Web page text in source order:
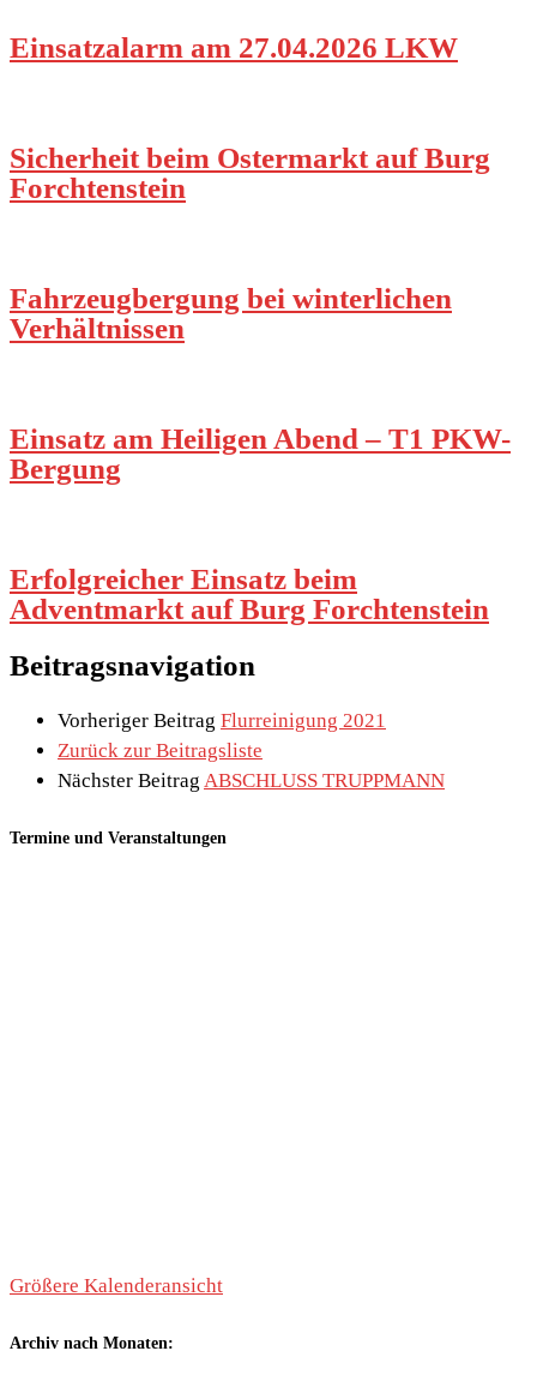
Einsatzalarm am 27.04.2026 LKW
Sicherheit beim Ostermarkt auf Burg
Forchtenstein
Fahrzeugbergung bei winterlichen
Verhältnissen
Einsatz am Heiligen Abend – T1 PKW-
Bergung
Erfolgreicher Einsatz beim
Adventmarkt auf Burg Forchtenstein
Beitragsnavigation
Vorheriger Beitrag Flurreinigung 2021
Zurück zur Beitragsliste
Nächster Beitrag ABSCHLUSS TRUPPMANN
Termine und Veranstaltungen
Größere Kalenderansicht
Archiv nach Monaten: